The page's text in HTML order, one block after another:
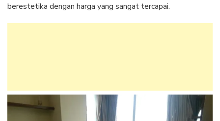
berestetika dengan harga yang sangat tercapai.